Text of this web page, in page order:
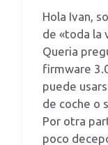
Hola Ivan,
de «toda la
Queria
firmware
puede
de coche o
Por otra
poco